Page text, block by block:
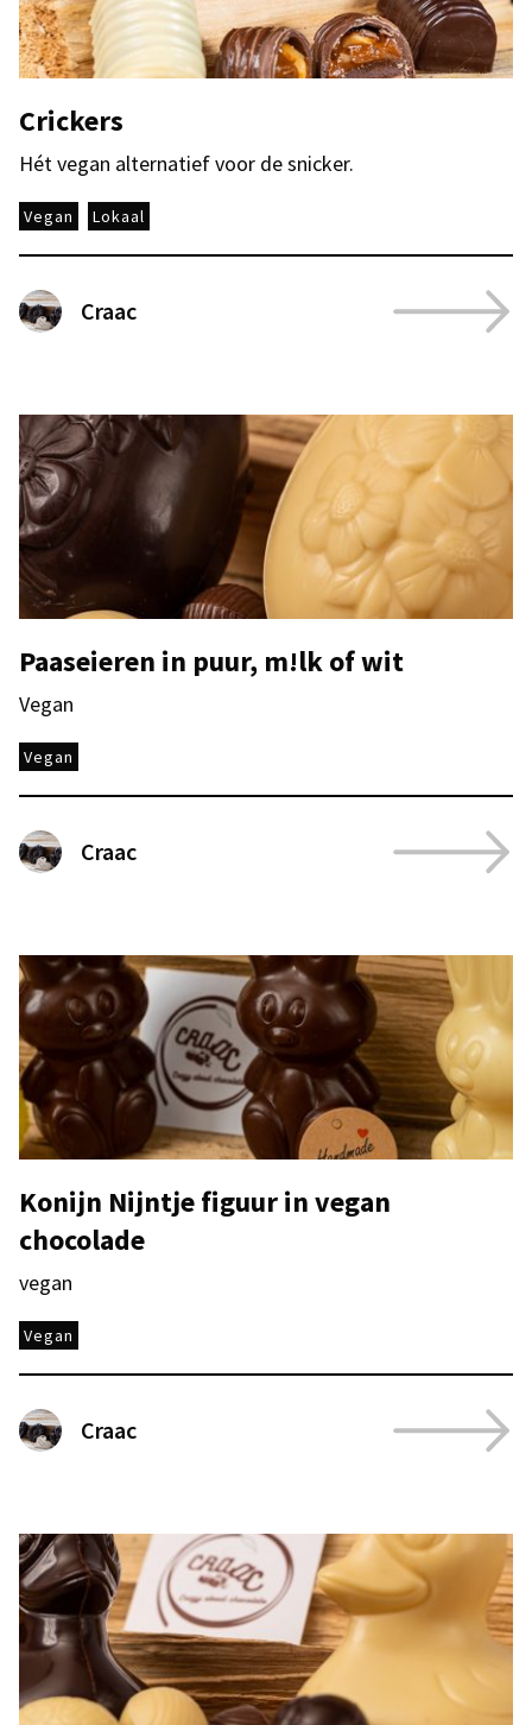
Crickers
Hét vegan alternatief voor de snicker.
Vegan Lokaal
Craac
Paaseieren in puur, m!lk of wit
Vegan
Vegan
Craac
Konijn Nijntje figuur in vegan
chocolade
vegan
Vegan
Craac